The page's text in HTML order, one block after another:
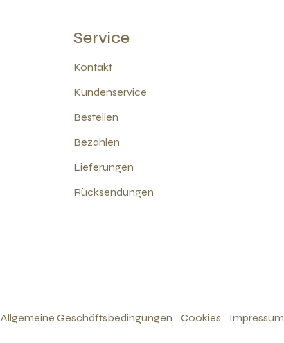
Service
Kontakt
Kundenservice
Bestellen
Bezahlen
Lieferungen
Rücksendungen
Allgemeine Geschäftsbedingungen Cookies Impressum